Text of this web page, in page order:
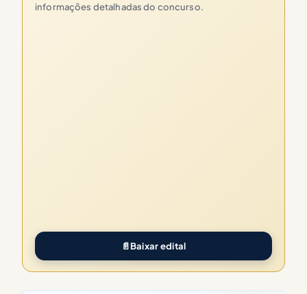
informações detalhadas do concurso.
📄Baixar edital